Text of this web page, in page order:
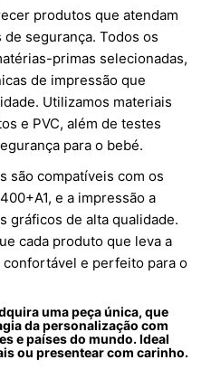
produtos que atendam
segurança. Todos os
primas selecionadas,
de impressão que
Utilizamos materiais
e PVC, além de testes
para o bebé.
são compatíveis com os
e a impressão a
gráficos de alta qualidade.
cada produto que leva a
e perfeito para o
uma peça única, que
da personalização com
e países do mundo. Ideal
ou presentear com carinho.